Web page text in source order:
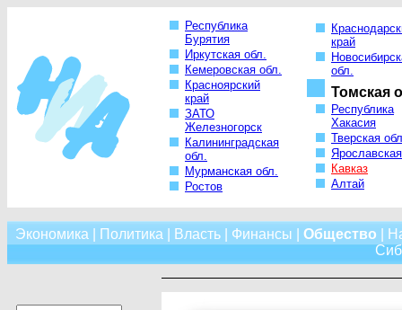
Республика
Бурятия
Иркутская обл.
Кемеровская обл.
Красноярский
край
ЗАТО
Железногорск
Калининградская
обл.
Мурманская обл.
Ростов
край
обл.
Томская
Республика
Хакасия
Тверская
Кавказ
Алтай
Экономика Политика Власть| Финансы Общество